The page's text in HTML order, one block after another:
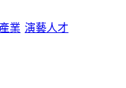
業 演藝人才